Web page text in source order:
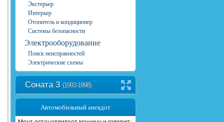
Экстерьер
Интерьер
Отопитель и кондиционер
Системы безопасности
Электрооборудование
Поиск неисправностей
Электрические схемы
Соната 3 (1993-1998)
Автомобильный анекдот